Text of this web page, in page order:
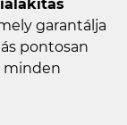
garantálja
pontosan
minden